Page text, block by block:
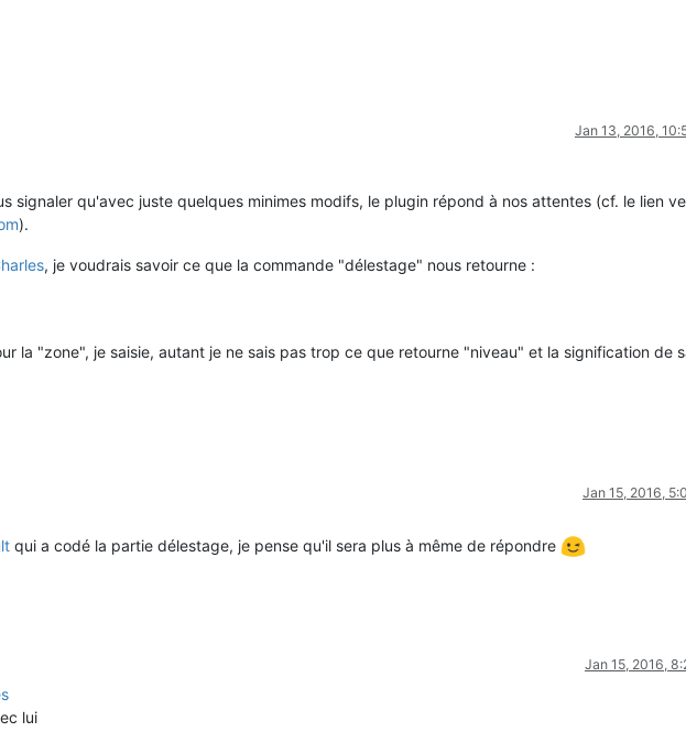
Jan 13, 2016,
signaler qu'avec juste quelques minimes modifs, le plugin répond à nos attentes (cf. le lien
).
, je voudrais savoir ce que la commande "délestage" nous retourne :
la "zone", je saisie, autant je ne sais pas trop ce que retourne "niveau" et la signification de
Jan 15, 2016,
qui a codé la partie délestage, je pense qu'il sera plus à même de répondre
Jan 15, 2016,
lui